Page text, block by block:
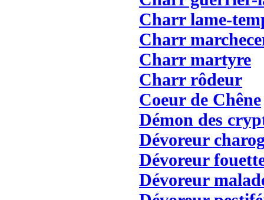
Charr lame-
Charr
Charr martyre
Charr rôdeur
Coeur de Chêne
Démon des
Dévoreur
Dévoreur
Dévoreur